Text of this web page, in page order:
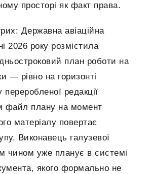
просторі як факт права.
Державна авіаційна
2026 року розмістила
план роботи на
— рівно на горизонті
редакції
файл плану на момент
матеріалу повертає
Виконавець галузевої
чином уже планує в системі
якого формально не